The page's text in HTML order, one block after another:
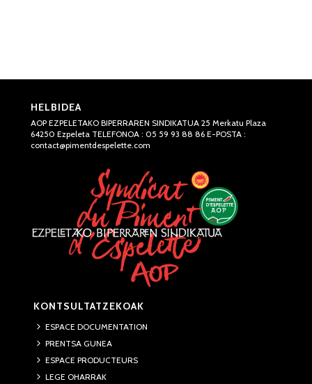
HELBIDEA
AOP EZPELETAKO BIPERRAREN SINDIKATUA 25 Merkatu Plaza
64250 Ezpeleta TELEFONOA : 05 59 93 88 86 E-POSTA :
contact@pimentdespelette.com
KONTSULTATZEKOAK
ESPACE DOCUMENTATION
PRENTSA GUNEA
ESPACE PRODUCTEURS
LEGE OHARRAK